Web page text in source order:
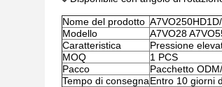
Nome del prodotto
Modello
A7VO28
Caratteristica
Pressione
MOQ
1 PCS
Pacco
Pacchetto
Tempo di consegnaEntro 10 giorni